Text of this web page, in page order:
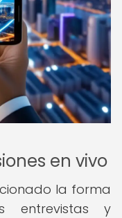
en vivo
la forma
entrevistas y